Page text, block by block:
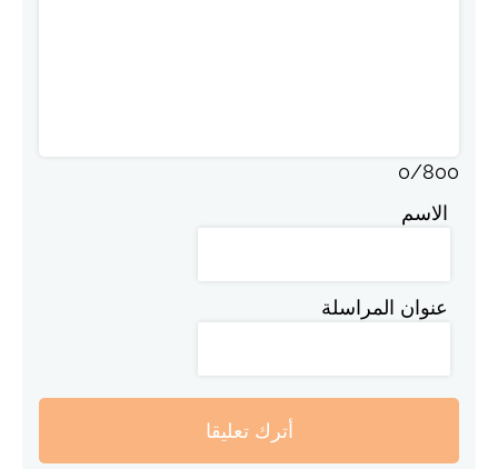
0/800
الاسم
عنوان المراسلة
أترك تعليقا